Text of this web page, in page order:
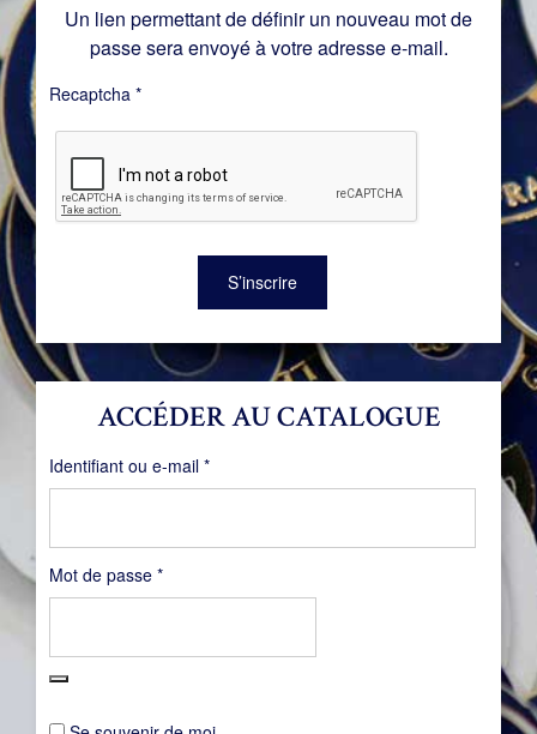
ACCÉDER AU CATALOGUE
Identifiant ou e-mail *Obligatoire
Mot de passe *Obligatoire
Un lien permettant de définir un nouveau mot de
passe sera envoyé à votre adresse e-mail.
Recaptcha *
S’inscrire